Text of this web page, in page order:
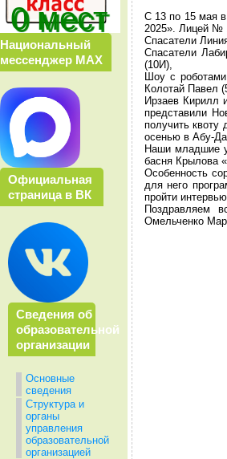
0 мест
Национальный
мессенджер МАХ
Официальная
страница в ВК
Сведения об
образовательной
организации
Основные
сведения
Структура и
органы
управления
образовательной
организацией
С 13 по 15 мая
2025». Лицей №
Спасатели
Спасатели
(10И),
Шоу с
Колотай Павел
Ирзаев Кирилл
представили
получить квоту
осенью в Абу-
Наши младшие
басня Крылова
Особенность
для него
пройти
Поздравляем
Омельченко